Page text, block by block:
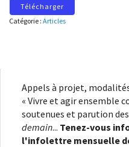
Télécharger
Catégorie : Articles
Appels à projet,
« Vivre et agir ensemble
soutenues et parution
demain... Tenez-vous
l'infolettre mensuelle